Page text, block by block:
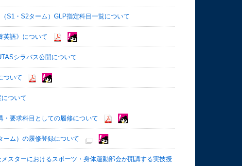
S1・S2ターム）GLP指定科目一覧について
英語》について
シラバス公開について
ついて
について
・要求科目としての履修について
ーム）の履修登録について
メスターにおけるスポーツ・身体運動部会が開講する実技授